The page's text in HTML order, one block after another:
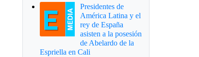
Presidentes de
América Latina y el
rey de España
asisten a la posesión
de Abelardo de la
Espriella en Cali